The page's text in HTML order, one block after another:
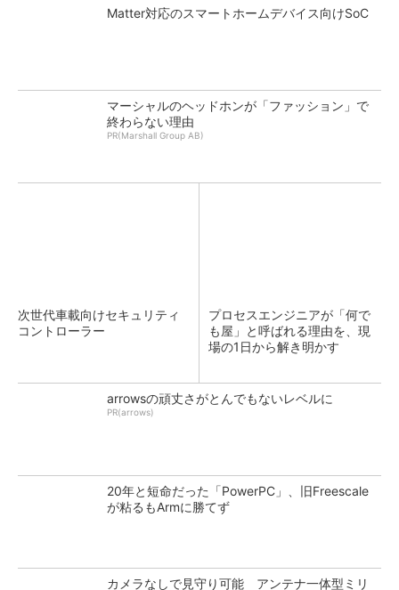
Matter対応のスマートホームデバイス向けSoC
マーシャルのヘッドホンが「ファッション」で
終わらない理由
PR(Marshall Group AB)
次世代車載向けセキュリティ
コントローラー
プロセスエンジニアが「何で
も屋」と呼ばれる理由を、現
場の1日から解き明かす
arrowsの頑丈さがとんでもないレベルに
PR(arrows)
20年と短命だった「PowerPC」、旧Freescale
が粘るもArmに勝てず
カメラなしで見守り可能 アンテナ一体型ミリ